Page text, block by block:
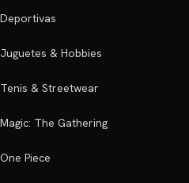
Deportivas
Juguetes & Hobbies
Tenis & Streetwear
Magic: The Gathering
One Piece